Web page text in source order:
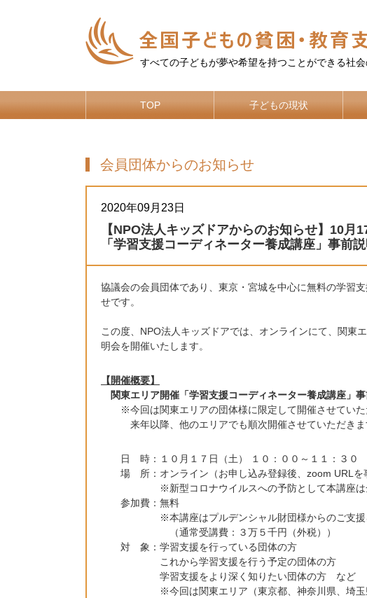
すべての子どもが夢や希望を持つことができる社
TOP 子どもの現状
会員団体からのお知らせ
2020年09月23日
【NPO法人キッズドアからのお知らせ】10
「学習支援コーディネーター養成講座」事前
協議会の会員団体であり、東京・宮城を中心に無料の学習
せです。
この度、NPO法人キッズドアでは、オンラインにて、関東
明会を開催いたします。
【開催概要】
関東エリア開催「学習支援コーディネーター養成講座」
※今回は関東エリアの団体様に限定して開催させていた
来年以降、他のエリアでも順次開催させていただきま
日 時：１０月１７日（土） １０：００～１１：３０
場 所：オンライン（お申し込み登録後、zoom URLを
※新型コロナウイルスへの予防として本講座は全て
参加費：無料
※本講座はプルデンシャル財団様からのご支援を受
（通常受講費：３万５千円（外税））
対 象：学習支援を行っている団体の方
これから学習支援を行う予定の団体の方
学習支援をより深く知りたい団体の方 など
※今回は関東エリア（東京都、神奈川県、埼玉県、